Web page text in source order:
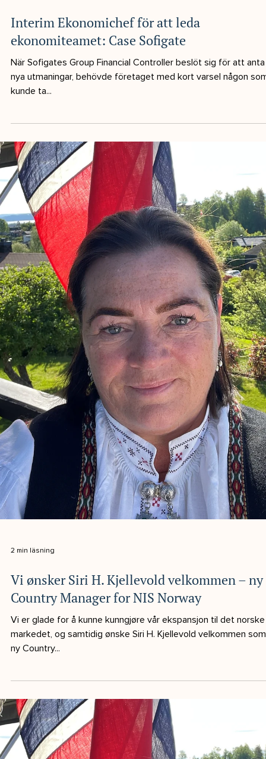
2 min läsning
Fyra vanliga myter om Financial
Consulting – och sanningen bakom dem
När folk hör ordet konsult, ser de ofta framför sig en
kostymklädd främling som dyker upp med en PowerPoint och
lång lista över allt...
2 min läsning
Interim Ekonomichef för att leda